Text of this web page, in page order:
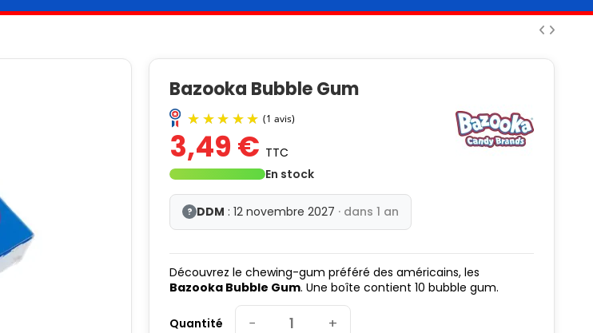
Bazooka Bubble Gum
3,49 € TTC
En stock
? DDM : 12 novembre 2027 · dans 1 an
Découvrez le chewing-gum préféré des américains, les
Bazooka Bubble Gum. Une boîte contient 10 bubble gum.
Quantité − +